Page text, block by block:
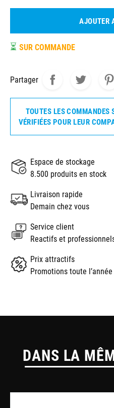
AJOUTER
⏳ SUR COMMANDE
Partager
TOUTES LES COMMANDES
VÉRIFIÉES POUR LEUR
Espace de stockage
8.500 produits en stock
Livraison rapide
Demain chez vous
Service client
Reactifs et
Prix attractifs
Promotions toute l’année
DANS LA